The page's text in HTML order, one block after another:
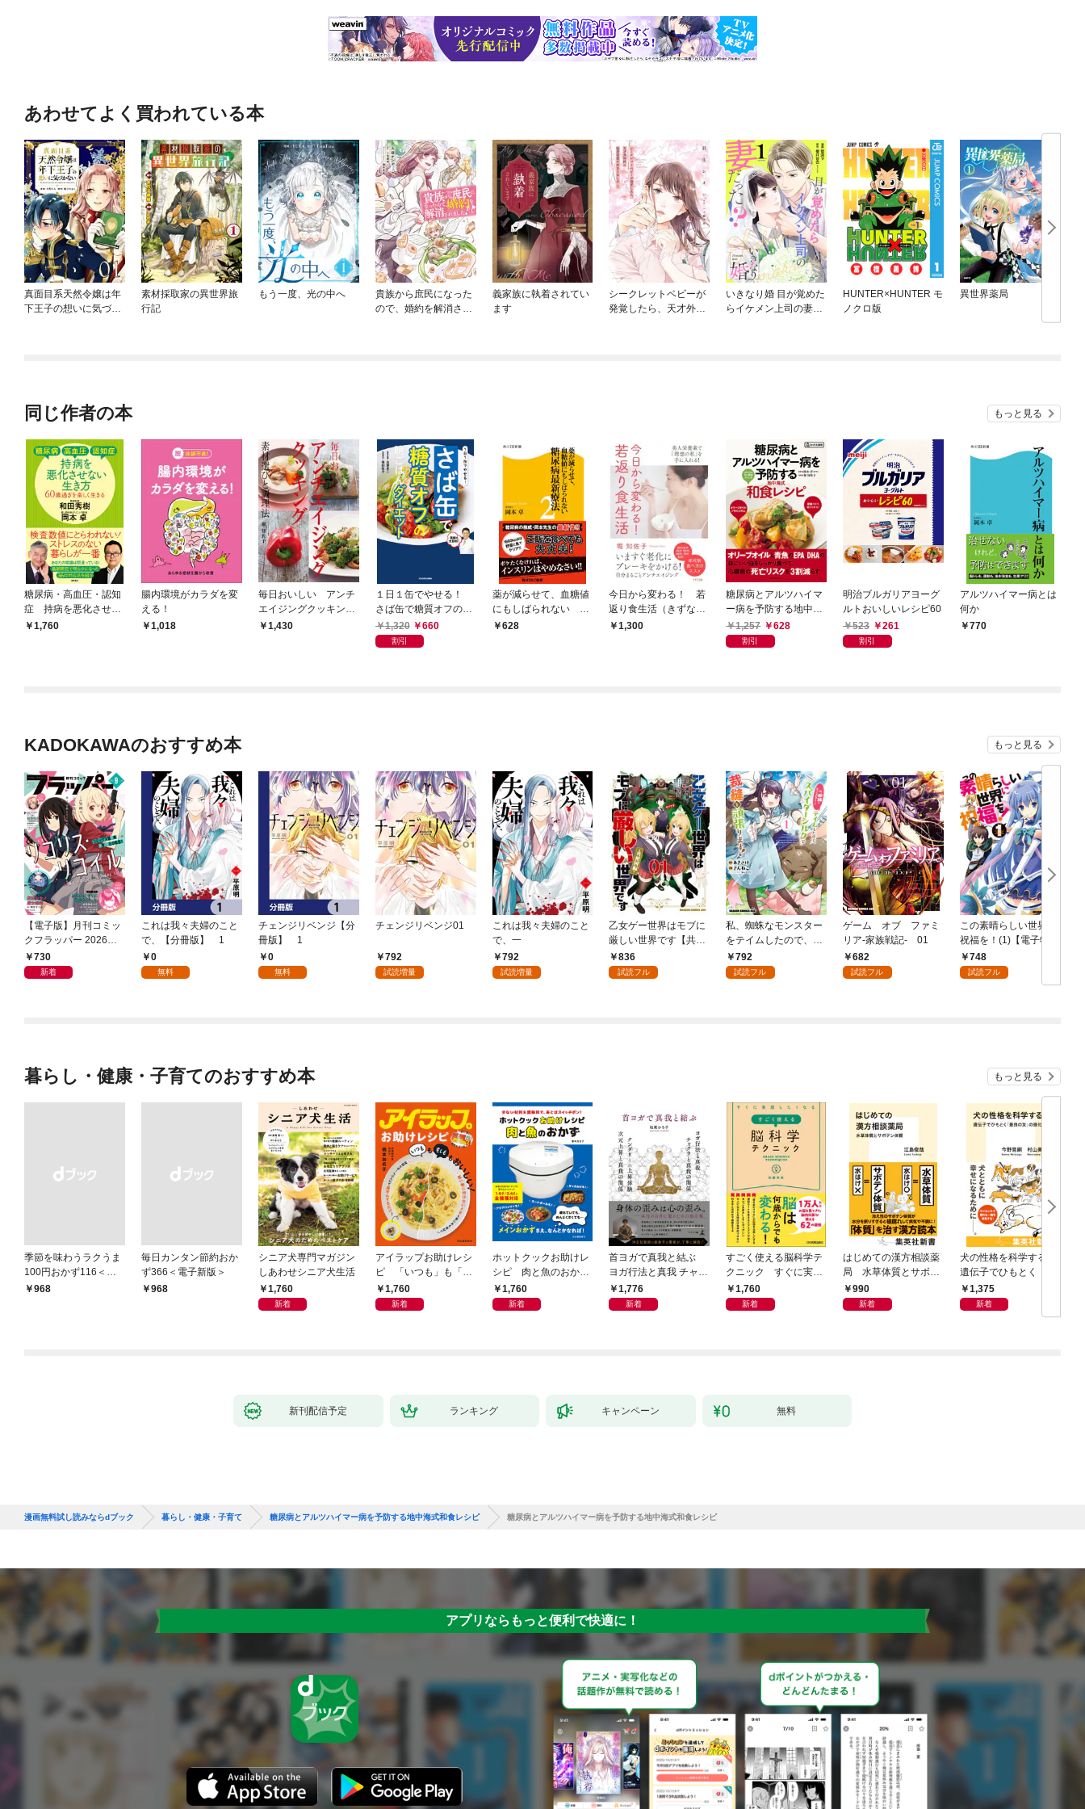
あわせてよく買われている本
真面目系天然令嬢は年
下王子の想いに気づか
素材採取家の異世界旅
行記
もう一度、光の中へ
貴族から庶民になった
ので、婚約を解消され
義家族に執着されてい
ます
シークレットベビーが
発覚したら、天才外科
いきなり婚 目が覚めた
らイケメン上司の妻だ
HUNTER×HUNTER モ
ノクロ版
異世界薬局
同じ作者の本 もっと見る
糖尿病・高血圧・認知
症 持病を悪化させな
い生き方 ６０歳過ぎ
1,760
腸内環境がカラダを変
える！
1,018
毎日おいしい アンチ
エイジングクッキン
グ 素材選びと調理法
1,430
１日１缶でやせる！
さば缶で糖質オフの晩
ごはんダイエット
1,320 660
割引
薬が減らせて、血糖値
にもしばられない 糖
尿病最新療法２
628
今日から変わる！ 若
返り食生活（きずな出
版）1,300
糖尿病とアルツハイマ
ー病を予防する地中海
式和食レシピ
1,257 628
割引
明治ブルガリアヨーグ
ルトおいしいレシピ60
523
261
割引
アルツハイマー病とは
何か
770
KADOKAWAのおすすめ本 もっと見る
【電子版】月刊コミッ
クフラッパー 2026年9
月号730
新着
これは我々夫婦のこと
で、【分冊版】 1
0
無料
チェンジリベンジ【分
冊版】 1
0
無料
チェンジリベンジ01
792
試読増量
これは我々夫婦のこと
で、一
792
試読増量
乙女ゲー世界はモブに
厳しい世界です【共和
国編】 ０１
836
試読フル
私、蜘蛛なモンスター
をテイムしたので、ス
パイダーシルクで裁縫
を頑張ります！ 1
792
試読フル
ゲーム オブ ファミ
リア-家族戦記- 01
682
試読フル
この素晴らしい世界に
祝福を！(1)【電子特別
版】748
試読フル
暮らし・健康・子育てのおすすめ本 もっと見る
季節を味わうラクうま
100円おかず116＜電
子新版＞
￥968
毎日カンタン節約おか
ず366＜電子新版＞
￥968
シニア犬専門マガジン
しあわせシニア犬生活
1,760
新着
アイラップお助けレシ
ピ 「いつも」も「も
しも」もおいしい！
1,760
新着
ホットクックお助けレ
シピ 肉と魚のおか
ず 少ない材料＆調味
料で、あとはスイッチ
1,760
新着
首ヨガで真我と結ぶ
ヨガ行法と真我 チャク
ラと真我の関係 クンダ
リーニ上昇体験 次元上
1,776
新着
すごく使える脳科学テ
クニック すぐに実践
したくなる
1,760
新着
はじめての漢方相談薬
局 水草体質とサボテ
ン体質
990
新着
犬の性格を科学する
遺伝子でひもとく「最
良の友」の進化
1,375
新着
新刊配信予定 ランキング キャンペーン 無料
漫画無料試し読みならdブック 暮らし・健康・子育て 糖尿病とアルツハイマー病を予防する地中海式和食レシピ 糖尿病とアルツハイマー病を予防する地中海式和食レシピ
アプリならもっと便利で快適に！